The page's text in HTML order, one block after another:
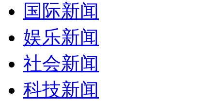
国际新闻
娱乐新闻
社会新闻
科技新闻